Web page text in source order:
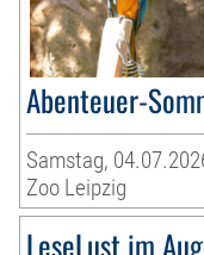
Abenteuer-
Samstag,
Zoo Leipzig
LeseLust im